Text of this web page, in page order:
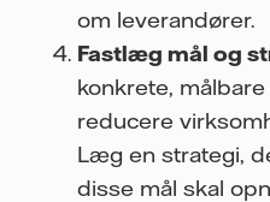
om leverandører.
Fastlæg mål og
konkrete,
reducere
Læg en strategi,
disse mål skal